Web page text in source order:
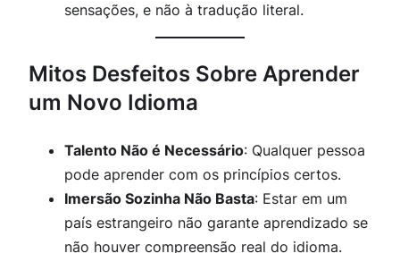
sensações, e não à tradução literal.
Mitos Desfeitos Sobre Aprender
um Novo Idioma
Talento Não é Necessário: Qualquer pessoa
pode aprender com os princípios certos.
Imersão Sozinha Não Basta: Estar em um
país estrangeiro não garante aprendizado se
não houver compreensão real do idioma.